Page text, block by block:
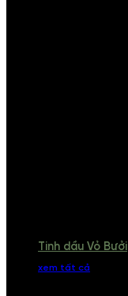
Tinh dầu Vỏ Bưởi
xem tất cả